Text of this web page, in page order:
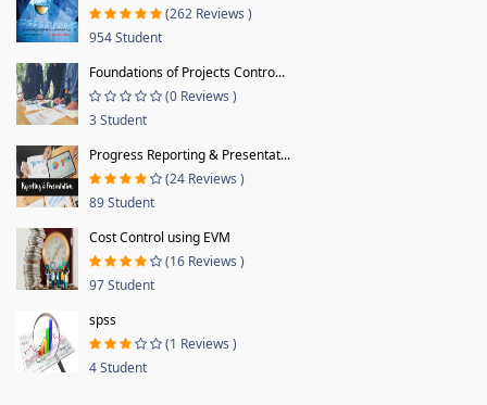
(262 Reviews )
954 Student
Foundations of Projects Contro...
(0 Reviews )
3 Student
Progress Reporting & Presentat...
(24 Reviews )
89 Student
Cost Control using EVM
(16 Reviews )
97 Student
spss
(1 Reviews )
4 Student